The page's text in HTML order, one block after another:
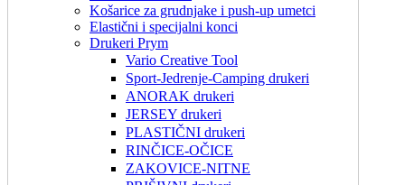
Košarice za grudnjake i push-up umetci
Elastični i specijalni konci
Drukeri Prym
Vario Creative Tool
Sport-Jedrenje-Camping drukeri
ANORAK drukeri
JERSEY drukeri
PLASTIČNI drukeri
RINČICE-OČICE
ZAKOVICE-NITNE